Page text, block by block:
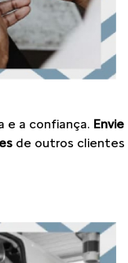
e a confiança. Envie
de outros clientes